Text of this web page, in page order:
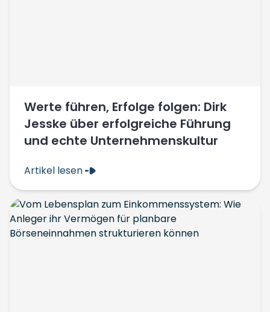
Werte führen, Erfolge folgen: Dirk
Jesske über erfolgreiche Führung
und echte Unternehmenskultur
Artikel lesen